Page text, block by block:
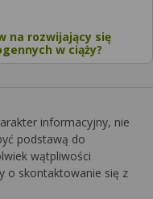
na rozwijający się
w ciąży?
informacyjny, nie
podstawą do
wątpliwości
o skontaktowanie się z